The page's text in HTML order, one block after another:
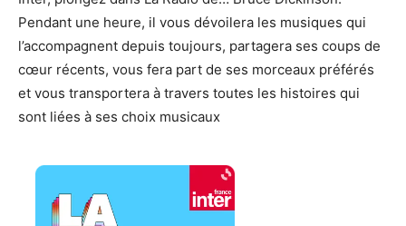
Pendant une heure, il vous dévoilera les musiques qui
l’accompagnent depuis toujours, partagera ses coups de
cœur récents, vous fera part de ses morceaux préférés
et vous transportera à travers toutes les histoires qui
sont liées à ses choix musicaux